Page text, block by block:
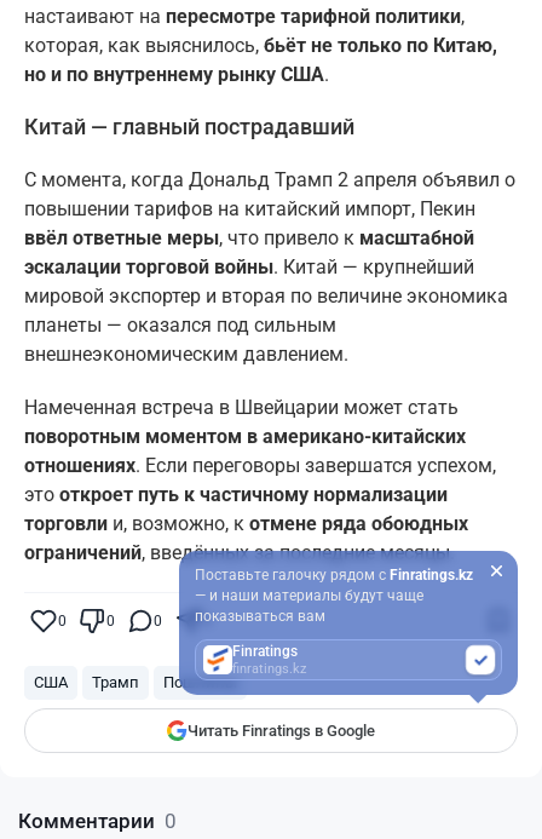
настаивают на пересмотре тарифной политики,
которая, как выяснилось, бьёт не только по Китаю,
но и по внутреннему рынку США.
Китай — главный пострадавший
С момента, когда Дональд Трамп 2 апреля объявил о
повышении тарифов на китайский импорт, Пекин
ввёл ответные меры, что привело к масштабной
эскалации торговой войны. Китай — крупнейший
мировой экспортер и вторая по величине экономика
планеты — оказался под сильным
внешнеэкономическим давлением.
Намеченная встреча в Швейцарии может стать
поворотным моментом в американо-китайских
отношениях. Если переговоры завершатся успехом,
это откроет путь к частичному нормализации
торговли и, возможно, к отмене ряда обоюдных
ограничений, введённых за последние месяцы.
0 0 0 0
США Трамп Пошлины
Читать Finratings в Google
Поставьте галочку рядом с Finratings.kz
— и наши материалы будут чаще
показываться вам
Finratings
finratings.kz
Комментарии 0